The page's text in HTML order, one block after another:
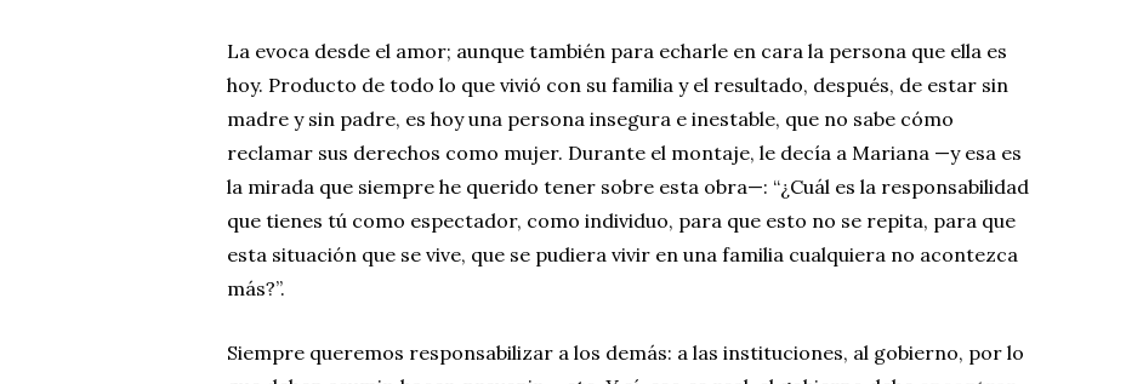
La evoca desde el amor; aunque también para echarle en cara la persona que ella es
hoy. Producto de todo lo que vivió con su familia y el resultado, después, de estar sin
madre y sin padre, es hoy una persona insegura e inestable, que no sabe cómo
reclamar sus derechos como mujer. Durante el montaje, le decía a Mariana —y esa es
la mirada que siempre he querido tener sobre esta obra—: “¿Cuál es la responsabilidad
que tienes tú como espectador, como individuo, para que esto no se repita, para que
esta situación que se vive, que se pudiera vivir en una familia cualquiera no acontezca
más?”.
Siempre queremos responsabilizar a los demás: a las instituciones, al gobierno, por lo